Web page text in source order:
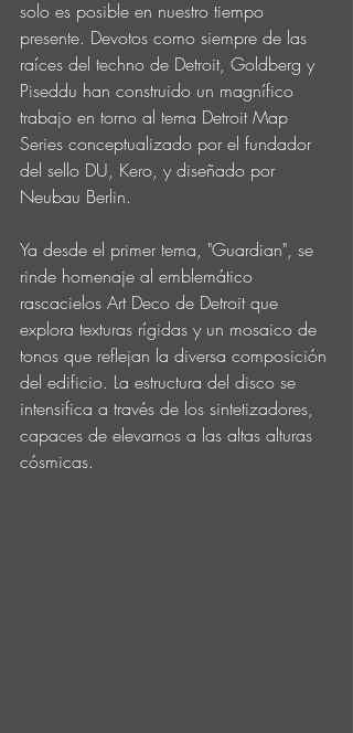
solo es posible en nuestro tiempo
presente. Devotos como siempre de las
raíces del techno de Detroit, Goldberg y
Piseddu han construido un magnífico
trabajo en torno al tema Detroit Map
Series conceptualizado por el fundador
del sello DU, Kero, y diseñado por
Neubau Berlin.
Ya desde el primer tema, "Guardian", se
rinde homenaje al emblemático
rascacielos Art Deco de Detroit que
explora texturas rígidas y un mosaico de
tonos que reflejan la diversa composición
del edificio. La estructura del disco se
intensifica a través de los sintetizadores,
capaces de elevarnos a las altas alturas
cósmicas.